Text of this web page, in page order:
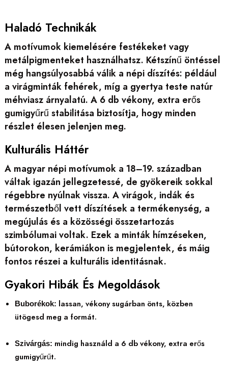
Haladó Technikák
A motívumok kiemelésére festékeket vagy
metálpigmenteket használhatsz. Kétszínű öntéssel
még hangsúlyosabbá válik a népi díszítés: például
a virágminták fehérek, míg a gyertya teste natúr
méhviasz árnyalatú. A 6 db vékony, extra erős
gumigyűrű stabilitása biztosítja, hogy minden
részlet élesen jelenjen meg.
Kulturális Háttér
A magyar népi motívumok a 18–19. században
váltak igazán jellegzetessé, de gyökereik sokkal
régebbre nyúlnak vissza. A virágok, indák és
természetből vett díszítések a termékenység, a
megújulás és a közösségi összetartozás
szimbólumai voltak. Ezek a minták hímzéseken,
bútorokon, kerámiákon is megjelentek, és máig
fontos részei a kulturális identitásnak.
Gyakori Hibák És Megoldások
Buborékok: lassan, vékony sugárban önts, közben
ütögesd meg a formát.
Szivárgás: mindig használd a 6 db vékony, extra erős
gumigyűrűt.